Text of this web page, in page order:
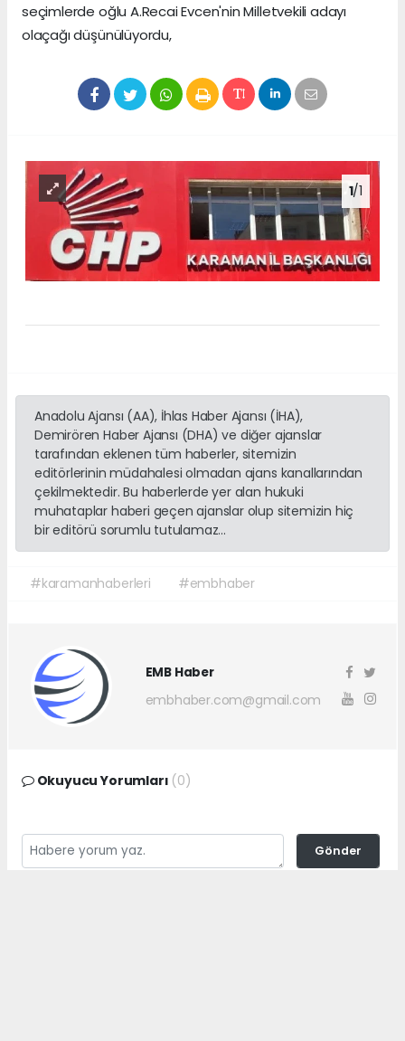
seçimlerde oğlu A.Recai Evcen'nin Milletvekili adayı
olaçağı düşünülüyordu,
1/1
Anadolu Ajansı (AA), İhlas Haber Ajansı (İHA),
Demirören Haber Ajansı (DHA) ve diğer ajanslar
tarafından eklenen tüm haberler, sitemizin
editörlerinin müdahalesi olmadan ajans kanallarından
çekilmektedir. Bu haberlerde yer alan hukuki
muhataplar haberi geçen ajanslar olup sitemizin hiç
bir editörü sorumlu tutulamaz...
#karamanhaberleri #embhaber
EMB Haber
embhaber.com@gmail.com
Okuyucu Yorumları (0)
Gönder